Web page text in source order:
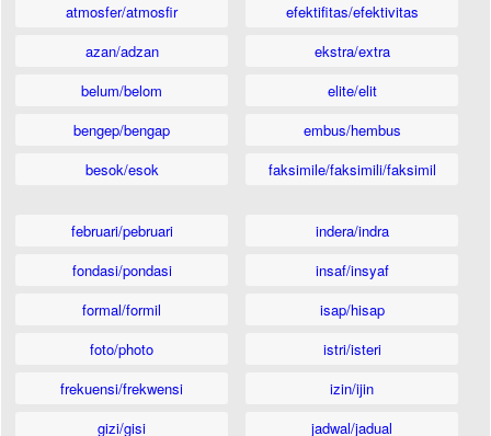
atmosfer/atmosfir
azan/adzan
belum/belom
bengep/bengap
besok/esok
efektifitas/efektivitas
ekstra/extra
elite/elit
embus/hembus
faksimile/faksimili/faksimil
februari/pebruari
fondasi/pondasi
formal/formil
foto/photo
frekuensi/frekwensi
gizi/gisi
indera/indra
insaf/insyaf
isap/hisap
istri/isteri
izin/ijin
jadwal/jadual